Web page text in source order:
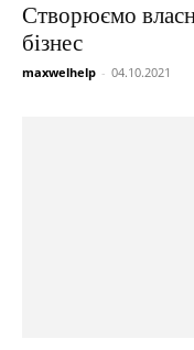
Створюємо
бізнес
maxwelhelp - 04.10.2021